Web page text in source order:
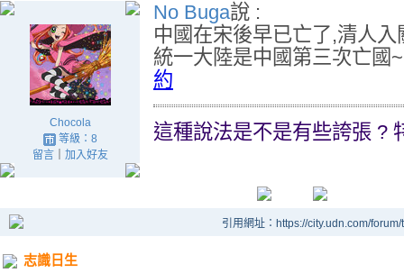
Chocola
等級：8
留言｜ 加入好友
No Buga說 :
中國在宋後早已亡了,清人
統一大陸是中國第三次亡國
約
這種說法是不是有些誇張 ?
引用網址：https://city.udn.com/
志識日生